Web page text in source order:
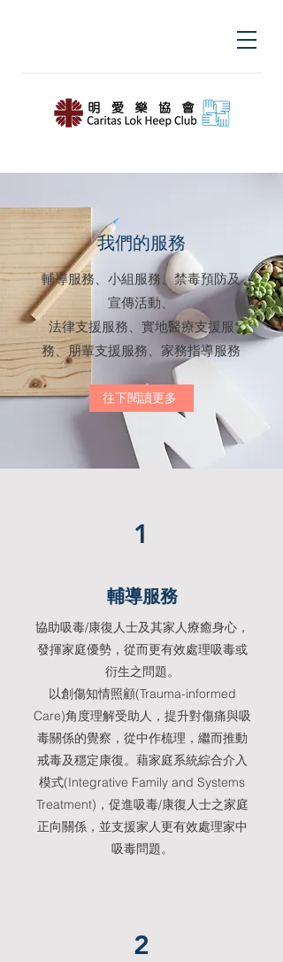
我們的服務
輔導服務、小組服務、禁毒預防及
宣傳活動、
​法律支援服務、實地醫療支援服
務、朋輩支援服務、家務指導服務
往下閱讀更多
1
輔導服務
協助吸毒/康復人士及其家人療癒身心，
發揮家庭優勢，從而更有效處理吸毒或
衍生之問題。
以創傷知情照顧(Trauma-informed
Care)角度理解受助人，提升對傷痛與吸
毒關係的覺察，從中作梳理，繼而推動
戒毒及穩定康復。藉家庭系統綜合介入
模式(Integrative Family and Systems
Treatment)，促進吸毒/康復人士之家庭
正向關係，並支援家人更有效處理家中
吸毒問題。
2